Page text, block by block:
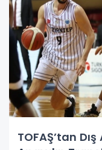
TOFAŞ’tan